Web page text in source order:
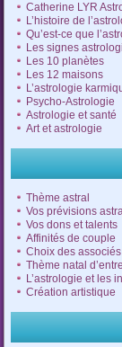
Catherine LYR
L’histoire de
Qu’est-ce que
Les signes
Les 10 planètes
Les 12 maisons
L’astrologie
Psycho-Astrologie
Astrologie et santé
Art et astrologie
Thème astral
Vos prévisions
Vos dons et talents
Affinités de couple
Choix des associés
Thème natal
L’astrologie et les
Création artistique